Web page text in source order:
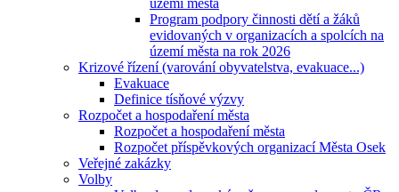
území města
Program podpory činnosti dětí a žáků
evidovaných v organizacích a spolcích na
území města na rok 2026
Krizové řízení (varování obyvatelstva, evakuace...)
Evakuace
Definice tísňové výzvy
Rozpočet a hospodaření města
Rozpočet a hospodaření města
Rozpočet příspěvkových organizací Města Osek
Veřejné zakázky
Volby